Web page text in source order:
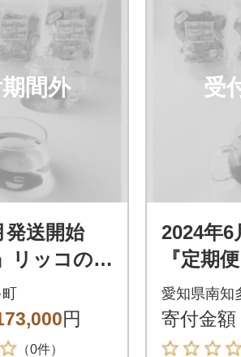
間外
発送開始
リッコの
ー(おまか
個入り×3
円
（0件）
受
2024年6
『定期
ハーブ
せセッ
袋)全12
愛知県南知
寄付金額